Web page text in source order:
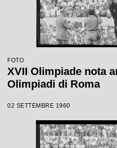
FOTO
XVII Olimpiade nota
Olimpiadi di Roma
02 SETTEMBRE 1960